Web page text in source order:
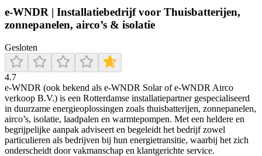
e-WNDR | Installatiebedrijf voor Thuisbatterijen,
zonnepanelen, airco’s & isolatie
Gesloten
4.7
e‑WNDR (ook bekend als e‑WNDR Solar of e‑WNDR Airco
verkoop B.V.) is een Rotterdamse installatiepartner gespecialiseerd
in duurzame energieoplossingen zoals thuisbatterijen, zonnepanelen,
airco’s, isolatie, laadpalen en warmtepompen. Met een heldere en
begrijpelijke aanpak adviseert en begeleidt het bedrijf zowel
particulieren als bedrijven bij hun energietransitie, waarbij het zich
onderscheidt door vakmanschap en klantgerichte service.